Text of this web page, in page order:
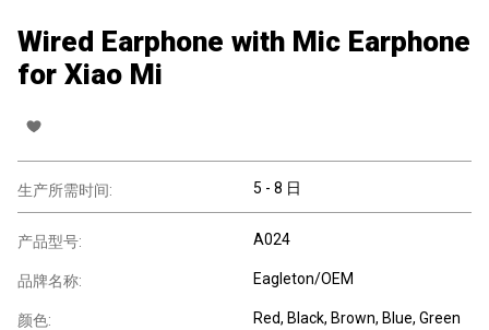
Wired Earphone with Mic Earphone
for Xiao Mi
生产所需时间: 5 - 8 日
产品型号: A024
品牌名称: Eagleton/OEM
颜色: Red, Black, Brown, Blue, Green